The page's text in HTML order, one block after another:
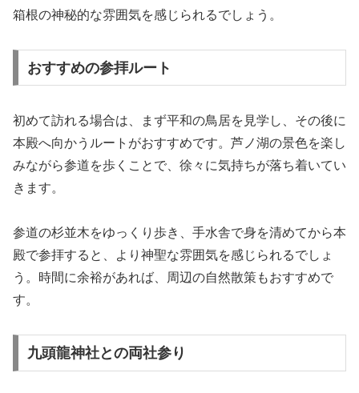
箱根の神秘的な雰囲気を感じられるでしょう。
おすすめの参拝ルート
初めて訪れる場合は、まず平和の鳥居を見学し、その後に
本殿へ向かうルートがおすすめです。芦ノ湖の景色を楽し
みながら参道を歩くことで、徐々に気持ちが落ち着いてい
きます。
参道の杉並木をゆっくり歩き、手水舎で身を清めてから本
殿で参拝すると、より神聖な雰囲気を感じられるでしょ
う。時間に余裕があれば、周辺の自然散策もおすすめで
す。
九頭龍神社との両社参り